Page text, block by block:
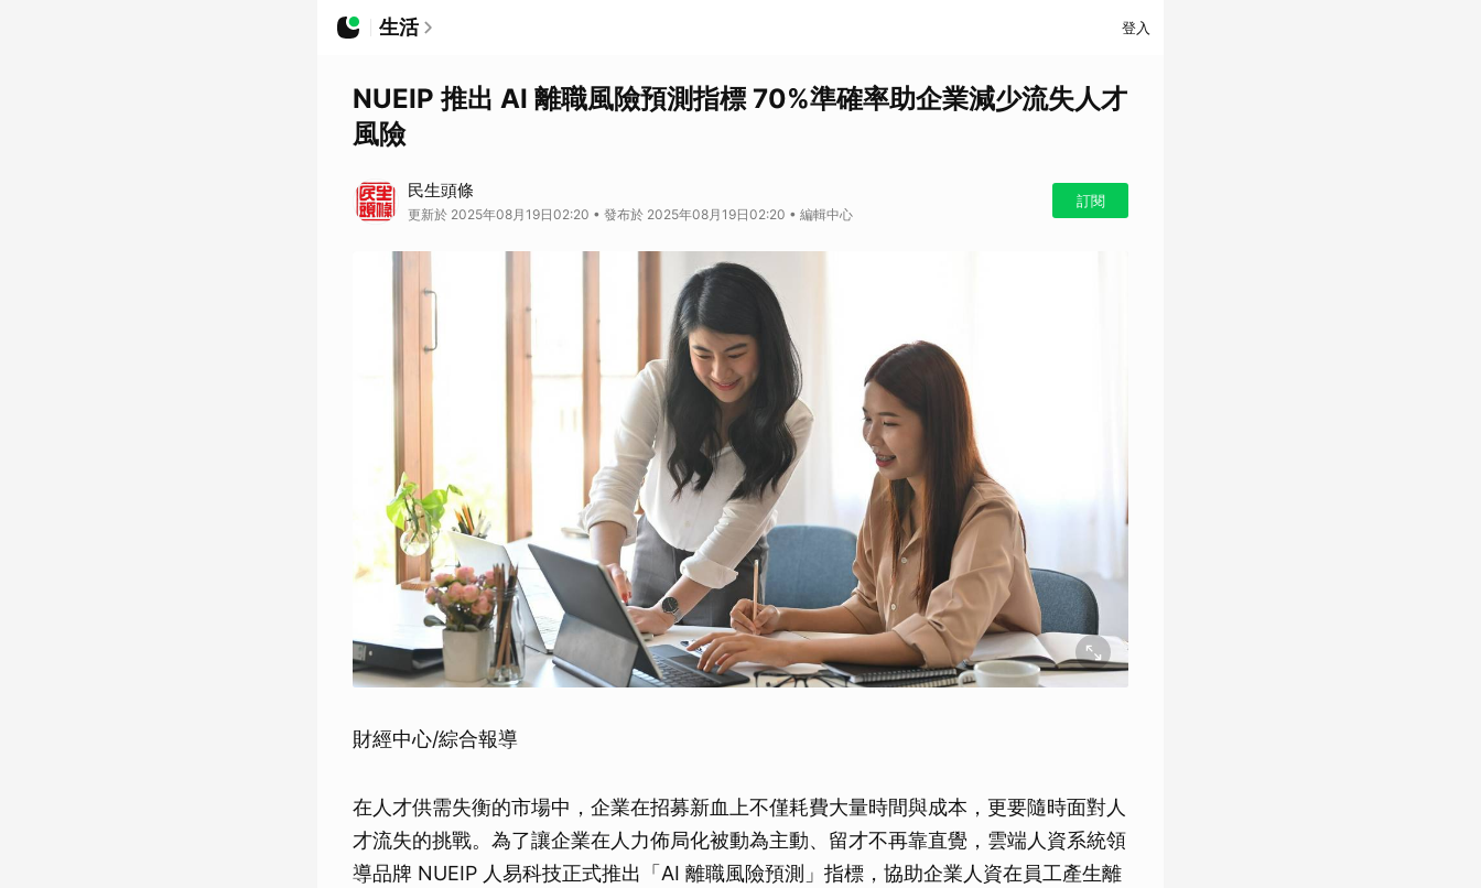
生活 登入
NUEIP 推出 AI 離職風險預測指標 70%準確率助企業減少流失人才
風險
民生頭條
更新於 2025年08月19日02:20 • 發布於 2025年08月19日02:20 • 編輯中心
訂閱
財經中心/綜合報導
在人才供需失衡的市場中，企業在招募新血上不僅耗費大量時間與成本，更要隨時面對人
才流失的挑戰。為了讓企業在人力佈局化被動為主動、留才不再靠直覺，雲端人資系統領
導品牌 NUEIP 人易科技正式推出「AI 離職風險預測」指標，協助企業人資在員工產生離